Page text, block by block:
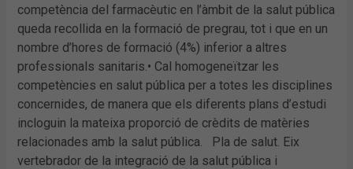
competència del farmacèutic en l’àmbit de la salut pública
queda recollida en la formació de pregrau, tot i que en un
nombre d’hores de formació (4%) inferior a altres
professionals sanitaris.• Cal homogeneïtzar les
competències en salut pública per a totes les disciplines
concernides, de manera que els diferents plans d’estudi
incloguin la mateixa proporció de crèdits de matèries
relacionades amb la salut pública. Pla de salut. Eix
vertebrador de la integració de la salut pública i